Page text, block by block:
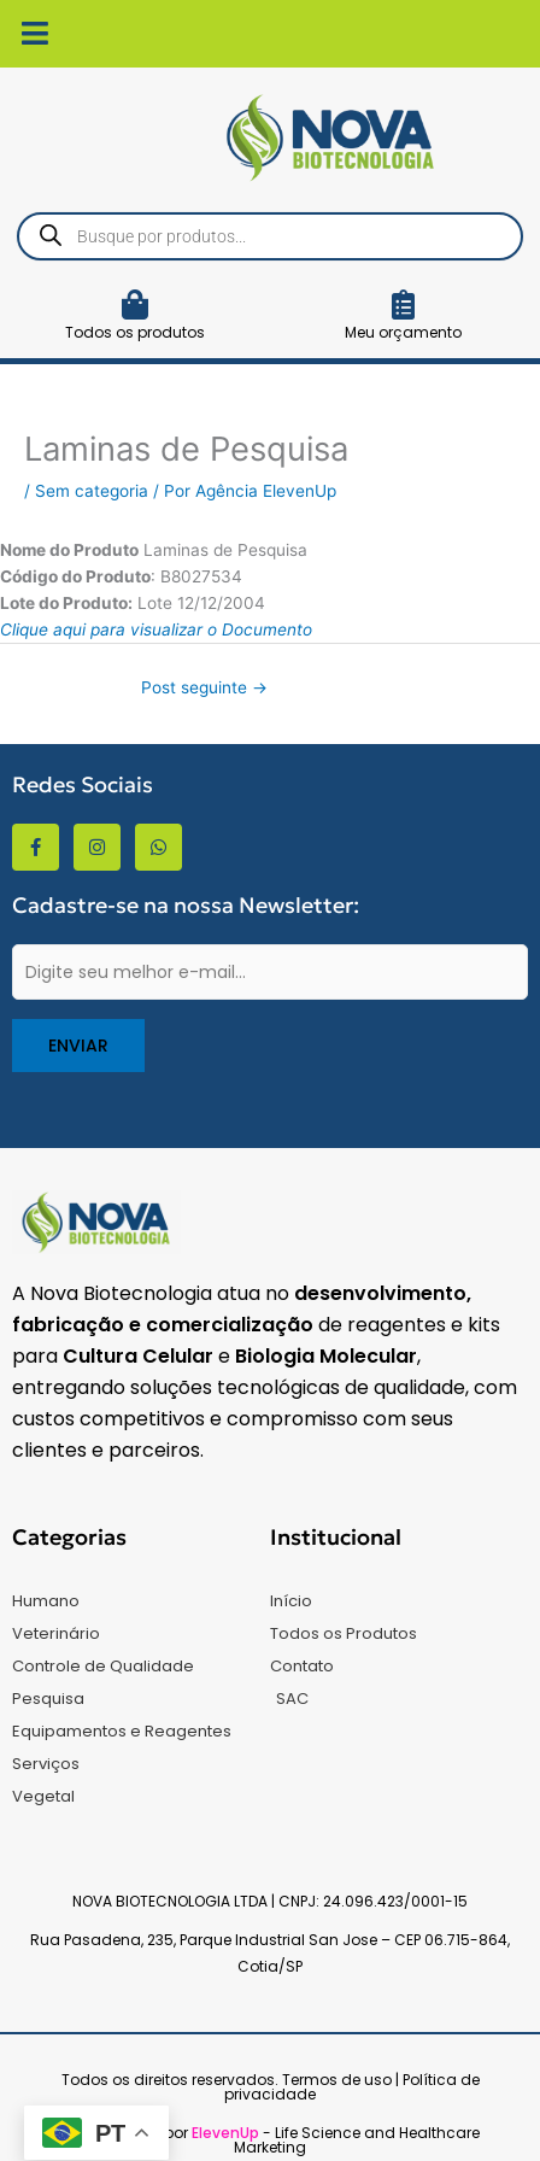
para
o
Pesquisar
produtos
Todos os produtos Meu orçamento
Laminas de Pesquisa
/ Sem categoria / Por Agência ElevenUp
Nome do Produto Laminas de Pesquisa
Código do Produto: B8027534
Lote do Produto: Lote 12/12/2004
Clique aqui para visualizar o Documento
Post seguinte →
Redes Sociais
F
a
c
e
o
k
-
f
I
n
s
t
g
a
m
W
h
a
t
a
p
Cadastre-se na nossa Newsletter:
E-
mail
A Nova Biotecnologia atua no desenvolvimento,
fabricação e comercialização de reagentes e kits
para Cultura Celular e Biologia Molecular,
entregando soluções tecnológicas de qualidade, com
custos competitivos e compromisso com seus
clientes e parceiros.
Categorias
Humano
Veterinário
Controle de Qualidade
Pesquisa
Equipamentos e Reagentes
Serviços
Vegetal
Institucional
Início
Todos os Produtos
Contato
SAC
NOVA BIOTECNOLOGIA LTDA | CNPJ: 24.096.423/0001-15
Rua Pasadena, 235, Parque Industrial San Jose – CEP 06.715-864,
Cotia/SP
Todos os direitos reservados. Termos de uso | Política de
privacidade
Desenvolvido porElevenUp - Life Science and Healthcare
Marketing
PT